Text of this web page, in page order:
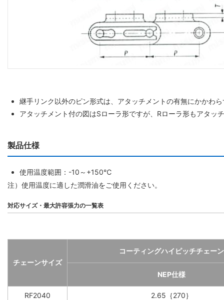
継手リンク以外のピン形式は、アタッチメントの有無にかかわ
アタッチメント付の図はSローラ形ですが、Rローラ形もアタ
製品仕様
使用温度範囲：-10～+150℃
注）使用温度に適した潤滑油をご使用ください。
対応サイズ・最大許容張力の一覧表
チェーンサイズ
コーティングハイピッチチェーン
NEP仕様
RF2040 2.65｛270｝